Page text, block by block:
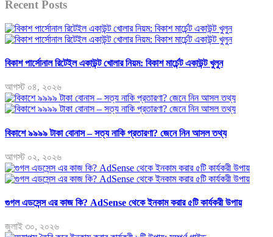
Recent Posts
বিকাশ পার্সোনাল রিটেইল একাউন্ট খোলার নিয়ম: বিকাশ মার্চেন্ট একাউন্ট খুলুন
আগস্ট ০৪, ২০২৬
বিকাশে ৯৯৯৯ টাকা বোনাস – সত্য নাকি প্রতারণা? জেনে নিন আসল তথ্য
আগস্ট ০২, ২০২৬
গুগল এডসেন্স এর কাজ কি? AdSense থেকে ইনকাম করার ৫টি কার্যকরী উপায়
জুলাই ৩০, ২০২৬